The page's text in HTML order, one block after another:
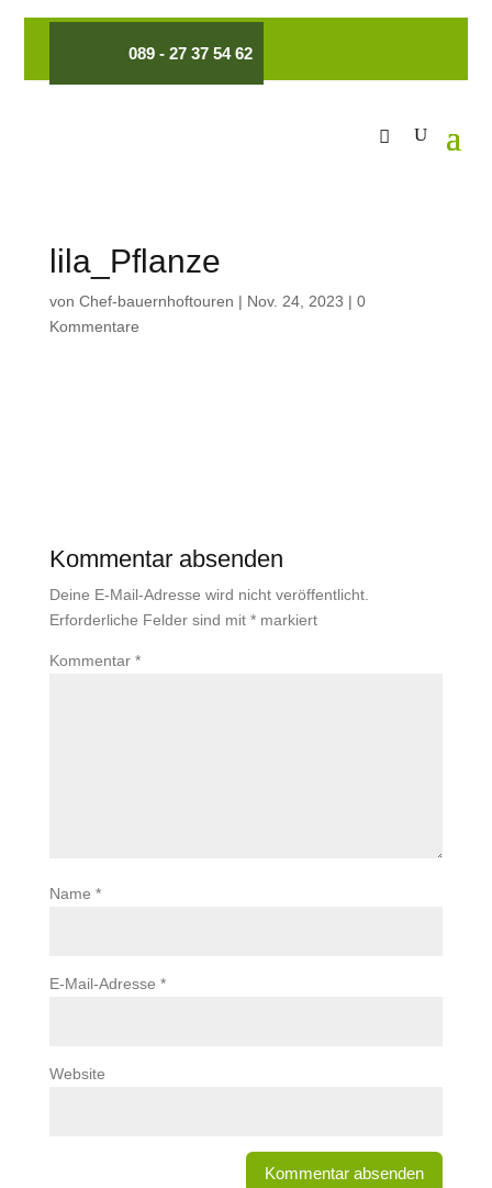
089 - 27 37 54 62
lila_Pflanze
von Chef-bauernhoftouren | Nov. 24, 2023 | 0
Kommentare
Kommentar absenden
Deine E-Mail-Adresse wird nicht veröffentlicht.
Erforderliche Felder sind mit *markiert
Kommentar *
Name *
E-Mail-Adresse *
Website